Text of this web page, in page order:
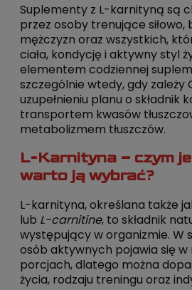
Suplementy z L-karnityną są
przez osoby trenujące siłowo,
mężczyzn oraz wszystkich,
ciała, kondycję i aktywny styl
elementem codziennej
szczególnie wtedy, gdy zależy
uzupełnieniu planu o składnik
transportem kwasów
metabolizmem tłuszczów.
L-Karnityna – czym
warto ją wybrać?
L-karnityna, określana także
lub L-carnitine, to składnik
występujący w organizmie. W
osób aktywnych pojawia się
porcjach, dlatego można
życia, rodzaju treningu oraz